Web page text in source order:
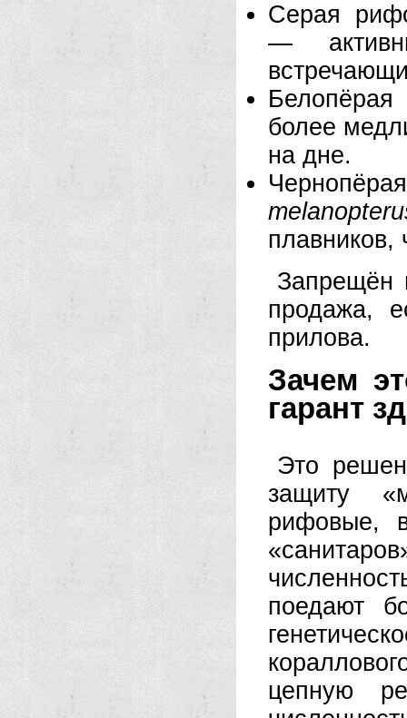
Серая
—
более
на дне.
плавников,
Запрещён
продажа,
прилова.
Зачем
гарант
Это
защиту
рифовые,
поедают
цепную